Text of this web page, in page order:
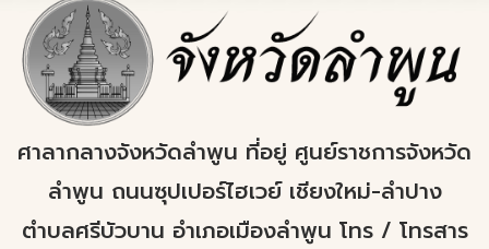
ศาลากลางจังหวัดลำพูน ที่อยู่ ศูนย์ราชการจังหวัด
ลำพูน ถนนซุปเปอร์ไฮเวย์ เชียงใหม่-ลำปาง
ตำบลศรีบัวบาน อำเภอเมืองลำพูน โทร / โทรสาร